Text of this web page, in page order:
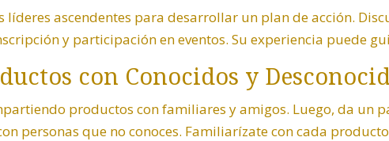
líderes ascendentes para desarrollar un plan de acción.
y participación en eventos. Su experiencia puede
con Conocidos y
productos con familiares y amigos. Luego, da un
personas que no conoces. Familiarízate con cada